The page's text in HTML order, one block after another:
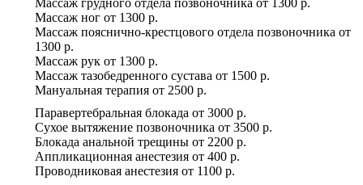
Массаж ног от 1300 р.
Массаж пояснично-крестцового отдела позвоночника от
1300 р.
Массаж рук от 1300 р.
Массаж тазобедренного сустава от 1500 р.
Мануальная терапия от 2500 р.
Паравертебральная блокада от 3000 р.
Сухое вытяжение позвоночника от 3500 р.
Блокада анальной трещины от 2200 р.
Аппликационная анестезия от 400 р.
Проводниковая анестезия от 1100 р.